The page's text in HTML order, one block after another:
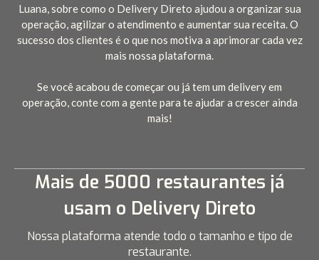
Luana, sobre como o Delivery Direto ajudou a organizar sua
operação, agilizar o atendimento e aumentar sua receita. O
sucesso dos clientes é o que nos motiva a aprimorar cada vez
mais nossa plataforma.
Se você acabou de começar ou já tem um delivery em
operação, conte com a gente para te ajudar a crescer ainda
mais!
Mais de 5000 restaurantes já
usam o Delivery Direto
Nossa plataforma atende todo o tamanho e tipo de
restaurante.